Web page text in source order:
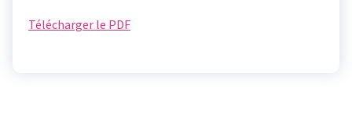
Télécharger le PDF